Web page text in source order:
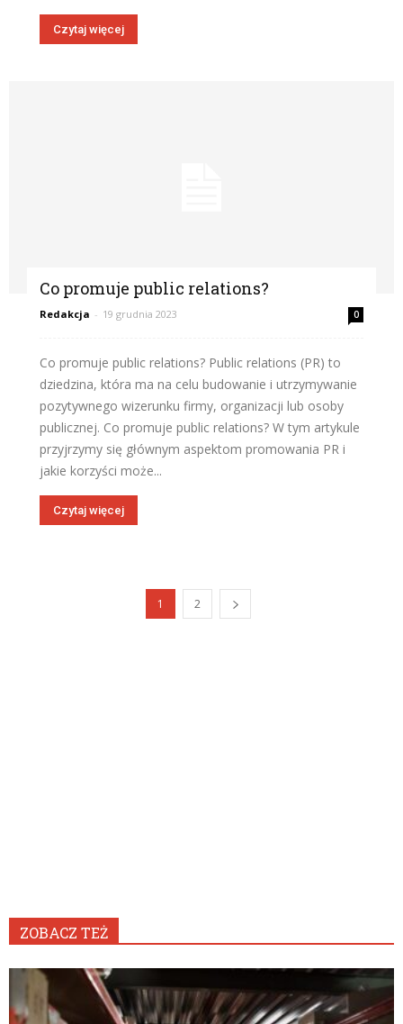
Czytaj więcej
Co promuje public relations?
Redakcja - 19 grudnia 2023 0
Co promuje public relations? Public relations (PR) to
dziedzina, która ma na celu budowanie i utrzymywanie
pozytywnego wizerunku firmy, organizacji lub osoby
publicznej. Co promuje public relations? W tym artykule
przyjrzymy się głównym aspektom promowania PR i
jakie korzyści może...
Czytaj więcej
1 2
ZOBACZ TEŻ